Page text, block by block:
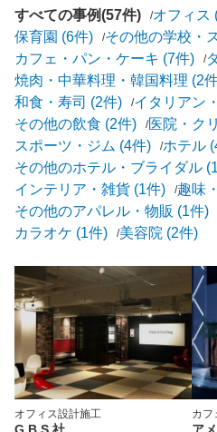
すべての事例(57件) オフィス
保育園 (6件)
その他の学校・
カフェ・パン・ケーキ (7件)
焼肉・中華料理・韓国料理 (2
和食・寿司 (2件)
イタリアン
その他の飲食 (2件)
医院・ク
スポーツ・ジム (4件)
ホテル
その他のホテル・ブライダル
インテリア・雑貨 (1件)
趣味
その他のアパレル・物販 (1件)
カラオケ (1件)
美容院 (2件)
オフィス設計施工 カフ